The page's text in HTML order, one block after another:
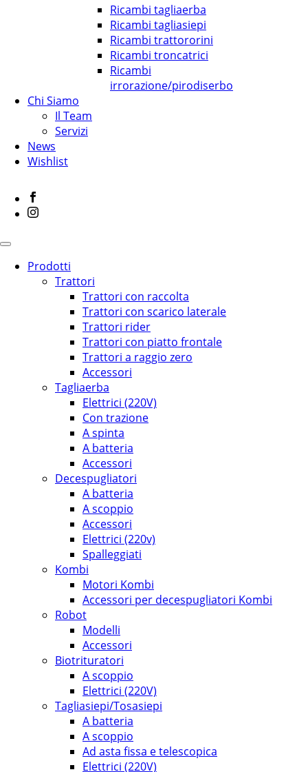
Ricambi tagliaerba
Ricambi tagliasiepi
Ricambi trattororini
Ricambi troncatrici
Ricambi
irrorazione/pirodiserbo
Chi Siamo
Il Team
Servizi
News
Wishlist
Prodotti
Trattori
Trattori con raccolta
Trattori con scarico laterale
Trattori rider
Trattori con piatto frontale
Trattori a raggio zero
Accessori
Tagliaerba
Elettrici (220V)
Con trazione
A spinta
A batteria
Accessori
Decespugliatori
A batteria
A scoppio
Accessori
Elettrici (220v)
Spalleggiati
Kombi
Motori Kombi
Accessori per decespugliatori Kombi
Robot
Modelli
Accessori
Biotrituratori
A scoppio
Elettrici (220V)
Tagliasiepi/Tosasiepi
A batteria
A scoppio
Ad asta fissa e telescopica
Elettrici (220V)